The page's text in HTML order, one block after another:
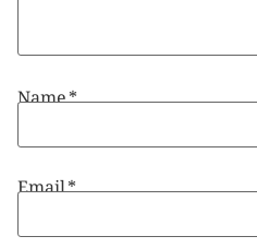
Name*
Email*